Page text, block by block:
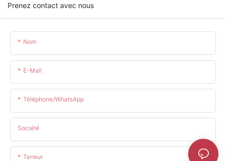
Prenez contact avec nous
Nom
E-Mail
Téléphone/WhatsApp
Société
Teneur